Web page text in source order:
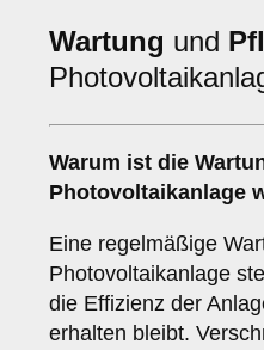
Wartung und
Warum ist die
Photovoltaikanlage
Eine regelmäßige
Photovoltaikanlage
die Effizienz der
erhalten bleibt.